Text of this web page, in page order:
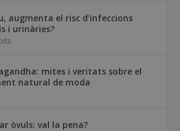
augmenta el risc d’infeccions
i urinàries?
mites i veritats sobre el
natural de moda
òvuls: val la pena?